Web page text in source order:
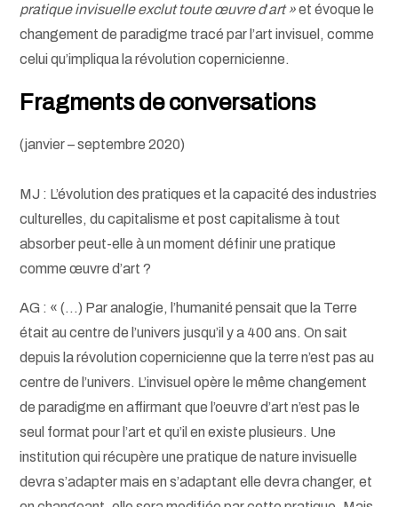
pratique invisuelle exclut toute œuvre d’art »et évoque le
changement de paradigme tracé par l’art invisuel, comme
celui qu’impliqua la révolution copernicienne.
Fragments de conversations
(janvier – septembre 2020)
MJ : L’évolution des pratiques et la capacité des industries
culturelles, du capitalisme et post capitalisme à tout
absorber peut-elle à un moment définir une pratique
comme œuvre d’art ?
AG : « (…) Par analogie, l’humanité pensait que la Terre
était au centre de l’univers jusqu’il y a 400 ans. On sait
depuis la révolution copernicienne que la terre n’est pas au
centre de l’univers. L’invisuel opère le même changement
de paradigme en affirmant que l’oeuvre d’art n’est pas le
seul format pour l’art et qu’il en existe plusieurs. Une
institution qui récupère une pratique de nature invisuelle
devra s’adapter mais en s’adaptant elle devra changer, et